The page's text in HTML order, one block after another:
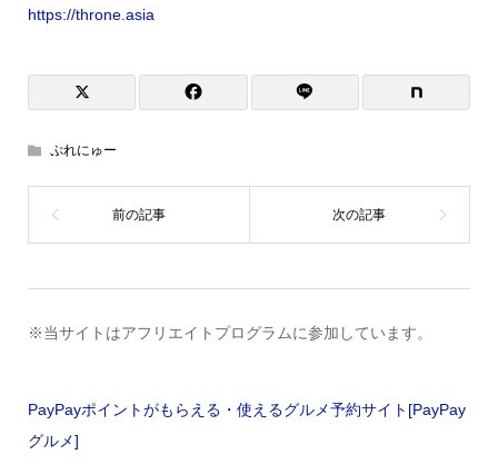
https://throne.asia
ぷれにゅー
※当サイトはアフリエイトプログラムに参加しています。
PayPayポイントがもらえる・使えるグルメ予約サイト[PayPay
グルメ]